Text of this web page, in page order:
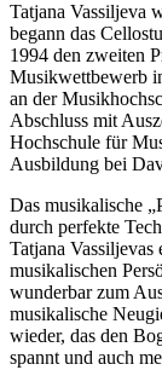
Tatjana Vassiljeva
begann das
1994 den zweiten
Musikwettbewerb
an der
Abschluss mit
Hochschule für
Ausbildung bei
Das musikalische
durch perfekte
Tatjana
musikalischen
wunderbar zum
musikalische
wieder, das den
spannt und auch